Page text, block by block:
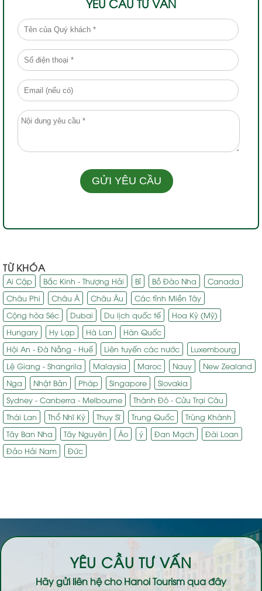
TỪ KHÓA
Ai Cập Bắc Kinh - Thượng Hải Bỉ Bồ Đào Nha
Canada
Châu Phi
Châu Á Châu Âu
Các tỉnh Miền Tây
Cộng hòa Séc
Dubai Du lịch quốc tế
Hoa Kỳ (Mỹ)
Hungary
Hy Lạp Hà Lan
Hàn Quốc
Hội An - Đà Nẵng - Huế
Liên tuyến các nước
Luxembourg
Lệ Giang - Shangrila
Malaysia Maroc Nauy
New Zealand
Nga
Nhật Bản Pháp Singapore
Slovakia
Sydney - Canberra - Melbourne
Thành Đô - Cửu Trại Câu
Thái Lan
Thổ Nhĩ Kỳ Thụy Sĩ Trung Quốc
Trùng Khánh
Tây Ban Nha
Tây Nguyên Áo ý Đan Mạch
Đài Loan
Đảo Hải Nam
Đức
YÊU CẦU TƯ VẤN
Hãy gửi liên hệ choHanoi Tourismqua đây